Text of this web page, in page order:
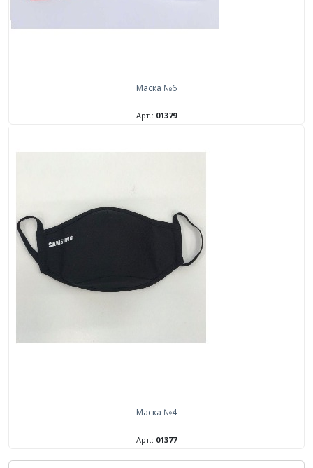
Маска №6
Арт.: 01379
Маска №4
Арт.: 01377